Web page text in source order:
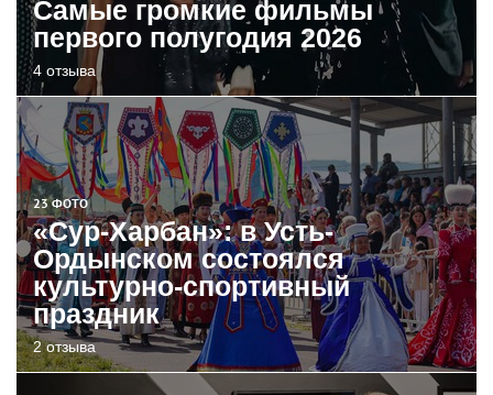
Самые громкие фильмы
первого полугодия 2026
4 отзыва
23 ФОТО
«Сур-Харбан»: в Усть-
Ордынском состоялся
культурно-спортивный
праздник
2 отзыва